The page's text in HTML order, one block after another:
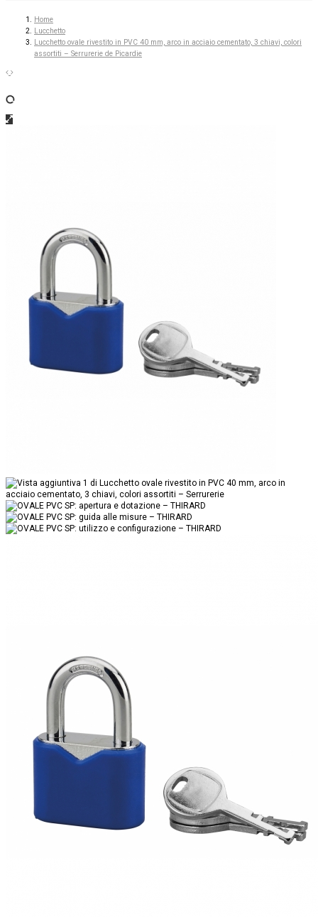
Home
Lucchetto
Lucchetto ovale rivestito in PVC 40 mm, arco in acciaio cementato, 3 chiavi, colori
assortiti – Serrurerie de Picardie